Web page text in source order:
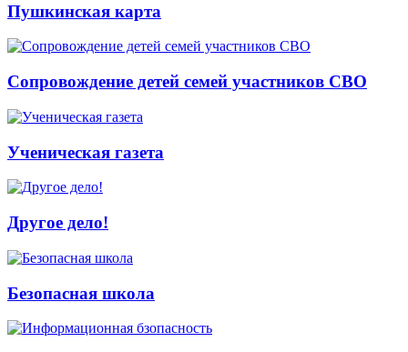
Пушкинская карта
Сопровождение детей семей участников СВО
Ученическая газета
Другое дело!
Безопасная школа